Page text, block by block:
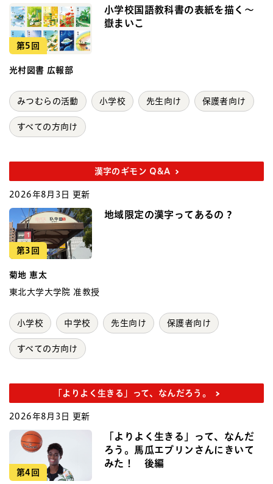
第5回
小学校国語教科書の表紙を描く～
嶽まいこ
光村図書 広報部
みつむらの活動 小学校 先生向け 保護者向け
すべての方向け
漢字のギモン Q&A
2026年8月3日 更新
第3回
地域限定の漢字ってあるの？
菊地 恵太
東北大学大学院 准教授
小学校 中学校 先生向け 保護者向け
すべての方向け
「よりよく生きる」って、なんだろう。
2026年8月3日 更新
第4回
「よりよく生きる」って、なんだ
ろう。馬瓜エブリンさんにきいて
みた！ 後編